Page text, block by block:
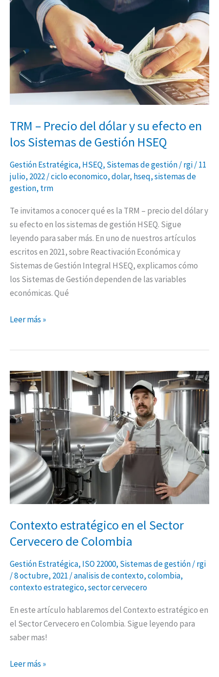
TRM – Precio del dólar y su efecto en
los Sistemas de Gestión HSEQ
Gestión Estratégica, HSEQ, Sistemas de gestión/rgi/11
julio, 2022/ciclo economico,dolar, hseq,sistemas de
gestion, trm
Te invitamos a conocer qué es la TRM – precio del dólar y
su efecto en los sistemas de gestión HSEQ. Sigue
leyendo para saber más. En uno de nuestros artículos
escritos en 2021, sobre Reactivación Económica y
Sistemas de Gestión Integral HSEQ, explicamos cómo
los Sistemas de Gestión dependen de las variables
económicas. Qué
Precio
y
su
efecto
de
Gestión
Leer más »
Contexto estratégico en el Sector
Cervecero de Colombia
Gestión Estratégica, ISO 22000, Sistemas de gestión/rgi
/8 octubre, 2021 /analisis de contexto,colombia,
contexto estrategico,sector cervecero
En este artículo hablaremos del Contexto estratégico en
el Sector Cervecero en Colombia. Sigue leyendo para
saber mas!
Contexto
estratégico
en
el
Sector
Cervecero
de
Colombia
Leer más »